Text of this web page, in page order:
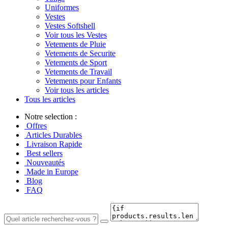
Uniformes
Vestes
Vestes Softshell
Voir tous les Vestes
Vetements de Pluie
Vetements de Securite
Vetements de Sport
Vetements de Travail
Vetements pour Enfants
Voir tous les articles
Tous les articles
Notre selection :
Offres
Articles Durables
Livraison Rapide
Best sellers
Nouveautés
Made in Europe
Blog
FAQ